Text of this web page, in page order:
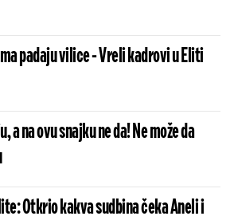
padaju vilice - Vreli kadrovi u Eliti
na ovu snajku ne da! Ne može da
Otkrio kakva sudbina čeka Aneli i